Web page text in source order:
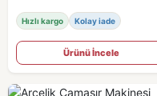
Hızlı kargo Kolay iade
Ürünü İncele